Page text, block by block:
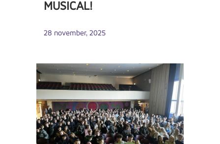
MUSICAL!
28 november, 2025